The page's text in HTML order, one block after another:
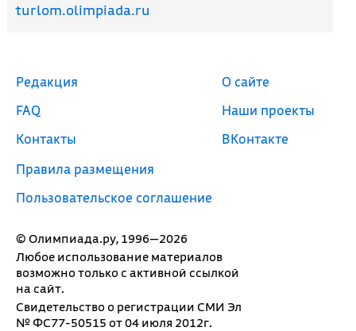
turlom.olimpiada.ru
© Олимпиада.ру, 1996—2026
Любое использование материалов
возможно только с активной ссылкой
на сайт.
Свидетельство о регистрации СМИ Эл
№ ФС77-50515 от 04 июля 2012г.
Редакция
FAQ
Контакты
Правила размещения
Пользовательское соглашение
О сайте
Наши проекты
ВКонтакте